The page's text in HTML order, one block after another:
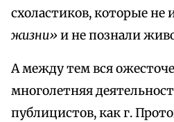
схоластиков, которые не
жизни» и не познали
А между тем вся
многолетняя
публицистов, как г.